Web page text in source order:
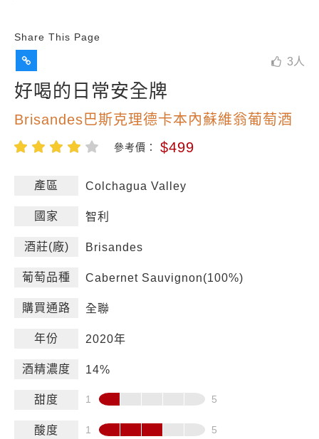
Share This Page
3 人
好喝的日常安全牌
Brisandes巴斯克理德卡本內蘇維翁葡萄酒
參考價： $499
產區 Colchagua Valley
國家 智利
酒莊(廠) Brisandes
葡萄品種 Cabernet Sauvignon(100%)
購買通路 全聯
年份 2020年
酒精濃度 14%
甜度
酸度